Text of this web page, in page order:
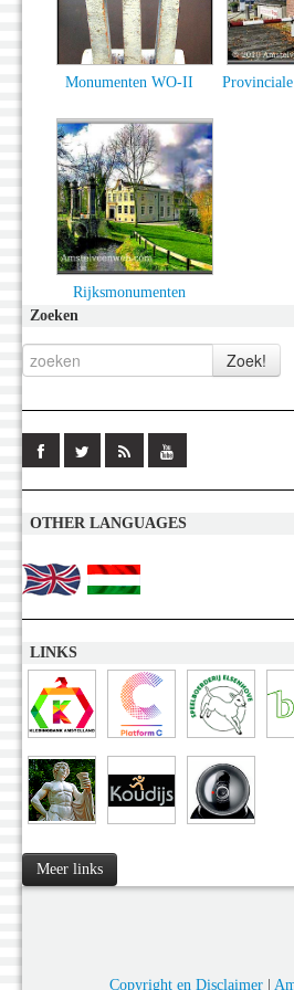
Monumenten WO-II
Rijksmonumenten
Zoeken
OTHER LANGUAGES
LINKS
Meer links
Copyright en Disclaimer|